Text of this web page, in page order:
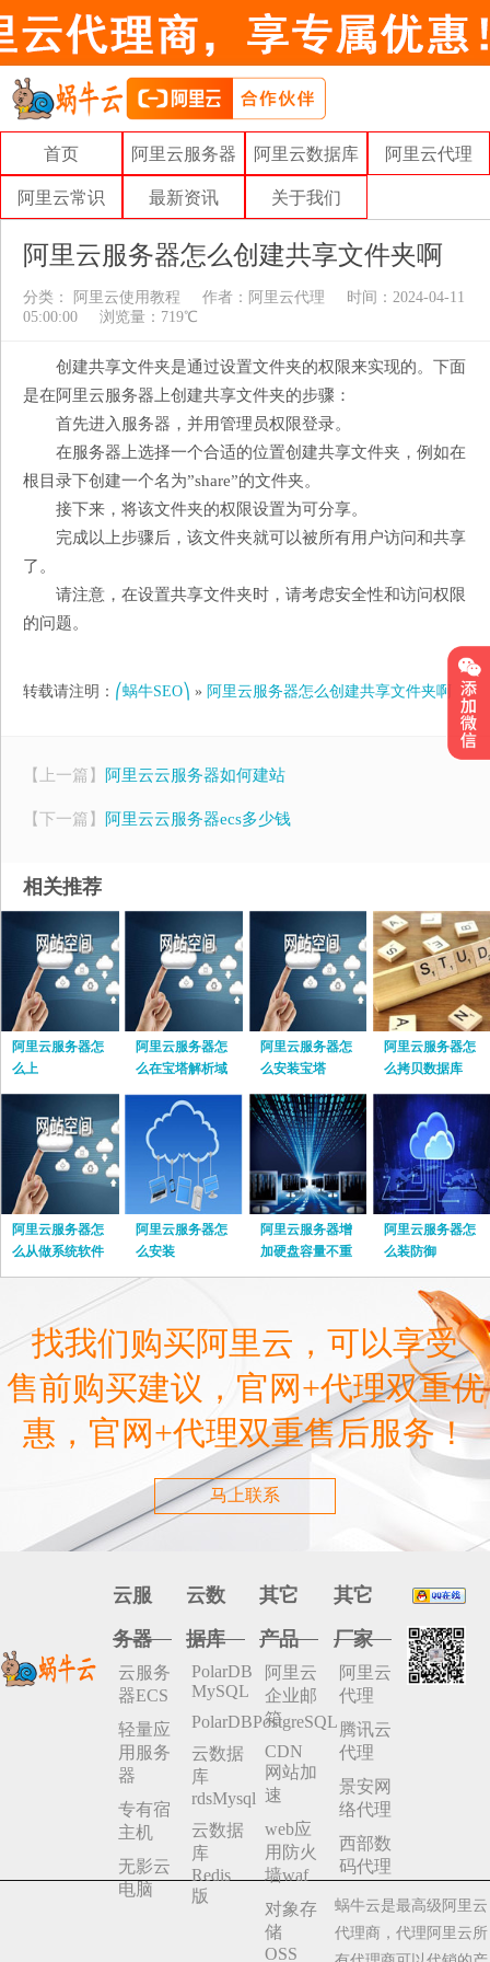
首页 阿里云服务器 阿里云数据库 阿里云代理
阿里云常识 最新资讯 关于我们
阿里云服务器怎么创建共享文件夹啊
分类： 阿里云使用教程 作者： 阿里云代理
时间：2024-04-11
05:00:00
浏览量：719℃
创建共享文件夹是通过设置文件夹的权限来实现的。下面
是在阿里云服务器上创建共享文件夹的步骤：
首先进入服务器，并用管理员权限登录。
在服务器上选择一个合适的位置创建共享文件夹，例如在
根目录下创建一个名为”share”的文件夹。
接下来，将该文件夹的权限设置为可分享。
完成以上步骤后，该文件夹就可以被所有用户访问和共享
了。
请注意，在设置共享文件夹时，请考虑安全性和访问权限
的问题。
转载请注明： ⎛蜗牛SEO⎞ » 阿里云服务器怎么创建共享文件夹啊
【上一篇】 阿里云云服务器如何建站
【下一篇】 阿里云云服务器ecs多少钱
相关推荐
阿里云服务器怎
么上
阿里云服务器怎
么在宝塔解析域
名
阿里云服务器怎
么安装宝塔
阿里云服务器怎
么拷贝数据库
阿里云服务器怎
么从做系统软件
阿里云服务器怎
么安装
阿里云服务器增
加硬盘容量不重
启
阿里云服务器怎
么装防御
找我们购买阿里云，可以享受
售前购买建议，官网+代理双重优
惠，官网+代理双重售后服务！
马上联系
云服
务器
云服务
器ECS
轻量应
用服务
器
专有宿
主机
无影云
电脑
云数
据库
PolarDB
MySQL
PolarDBPostgreSQL
云数据
库
rdsMysql
云数据
库
Redis
版
其它
产品
阿里云
企业邮
箱
CDN
网站加
速
web应
用防火
墙waf
对象存
储
OSS
其它
厂家
阿里云
代理
腾讯云
代理
景安网
络代理
西部数
码代理
蜗牛云是最高级阿里云
代理商，代理阿里云所